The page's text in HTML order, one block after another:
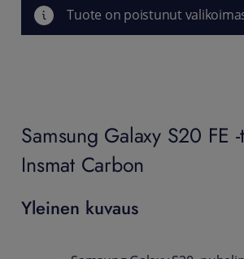
Tuote on poistunut
Samsung Galaxy S20 FE
Insmat Carbon
Yleinen kuvaus